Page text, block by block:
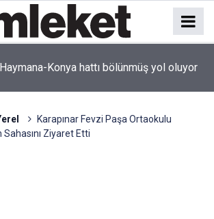
Konya hattı bölünmüş yol oluyor
Karapınar Fevzi Paşa Ortaokulu
Ziyaret Etti